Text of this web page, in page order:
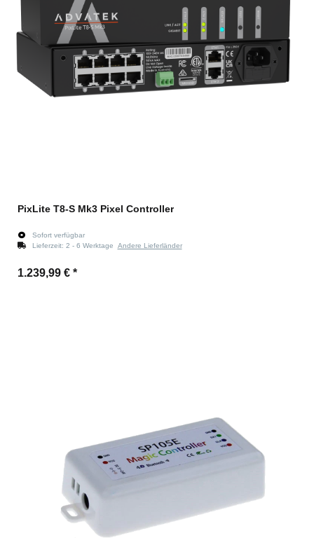
PixLite T8-S Mk3 Pixel Controller
Sofort verfügbar
Lieferzeit: 2 - 6 Werktage Andere Lieferländer
1.239,99 € *